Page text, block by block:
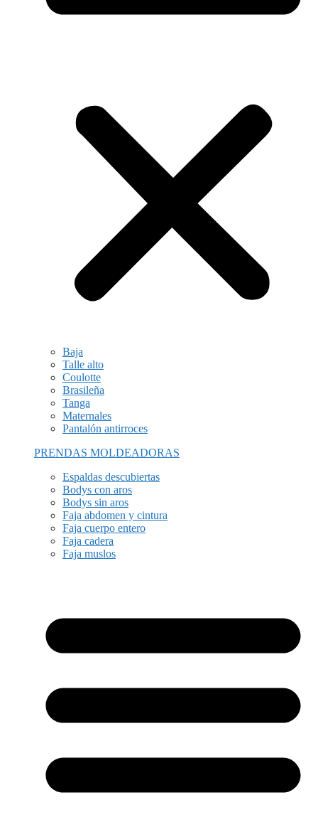
Baja
Talle alto
Coulotte
Brasileña
Tanga
Maternales
Pantalón antirroces
PRENDAS MOLDEADORAS
Espaldas descubiertas
Bodys con aros
Bodys sin aros
Faja abdomen y cintura
Faja cuerpo entero
Faja cadera
Faja muslos